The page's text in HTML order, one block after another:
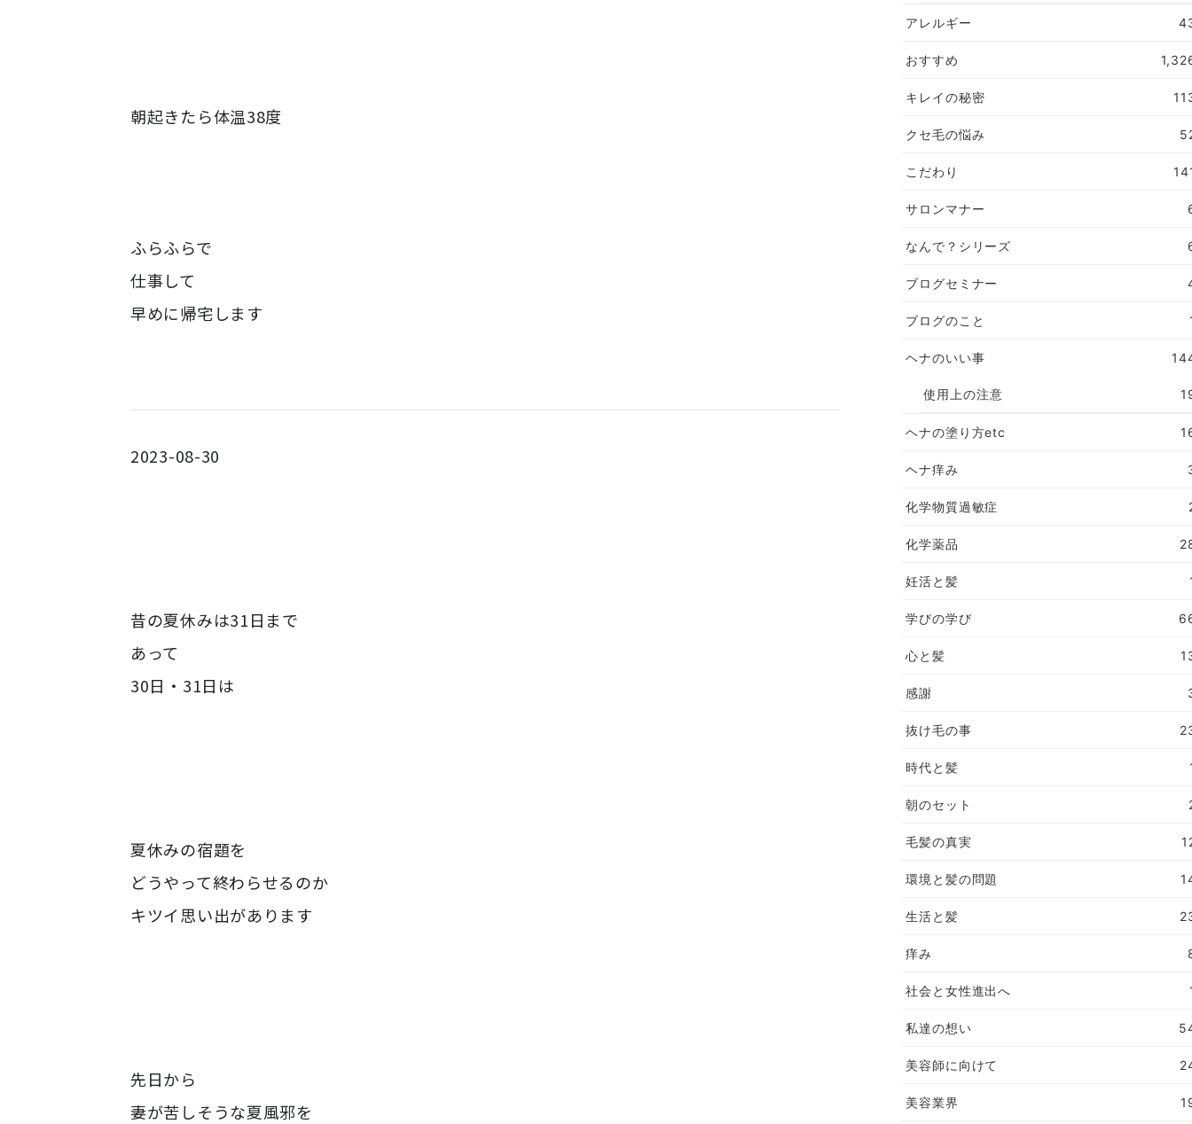
朝起きたら体温38度
ふらふらで
仕事して
早めに帰宅します
2023-08-30
昔の夏休みは31日まで
あって
30日・31日は
夏休みの宿題を
どうやって終わらせるのか
キツイ思い出があります
先日から
妻が苦しそうな夏風邪を
アレルギー
おすすめ
キレイの秘密
クセ毛の悩み
こだわり
サロンマナー
なんで？シリーズ
ブログセミナー
ブログのこと
ヘナのいい事
使用上の注意
ヘナの塗り方etc
ヘナ痒み
化学物質過敏症
化学薬品
妊活と髪
学びの学び
心と髪
感謝
抜け毛の事
時代と髪
朝のセット
毛髪の真実
環境と髪の問題
生活と髪
痒み
社会と女性進出へ
私達の想い
美容師に向けて
美容業界